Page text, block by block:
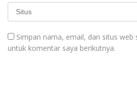
Simpan nama, email, dan situs web
untuk komentar saya berikutnya.